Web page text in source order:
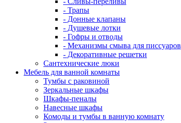
- Трапы
- Донные клапаны
- Душевые лотки
- Гофры и отводы
- Механизмы смыва для писсуаров
- Декоративные решетки
Сантехнические люки
Мебель для ванной комнаты
Тумбы с раковиной
Зеркальные шкафы
Шкафы-пеналы
Навесные шкафы
Комоды и тумбы в ванную комнату